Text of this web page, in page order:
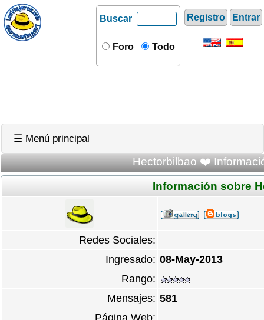
Registro Entrar
Buscar
Foro Todo
☰ Menú principal
Hectorbilbao ❤️
Información sobre
Redes Sociales:
Ingresado: 08-May-2013
Rango:
Mensajes: 581
Página Web: